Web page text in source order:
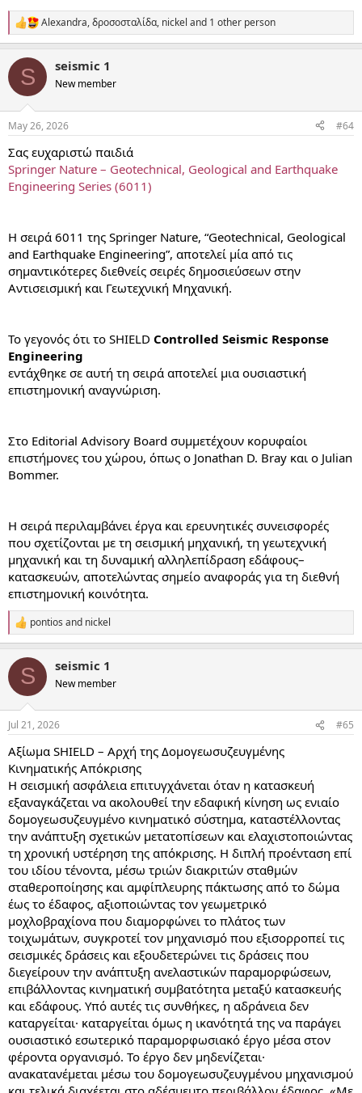
R
e
c
i
s
Alexandra,δροσοσταλίδα, nickel and 1 other person
S seismic 1
New member
May 26, 2026 #64
Σας ευχαριστώ παιδιά
Springer Nature – Geotechnical, Geological and Earthquake
Engineering Series (6011)
Η σειρά 6011 της Springer Nature, “Geotechnical, Geological
and Earthquake Engineering”, αποτελεί μία από τις
σημαντικότερες διεθνείς σειρές δημοσιεύσεων στην
Αντισεισμική και Γεωτεχνική Μηχανική.
Το γεγονός ότι το SHIELD Controlled Seismic Response
Engineering
εντάχθηκε σε αυτή τη σειρά αποτελεί μια ουσιαστική
επιστημονική αναγνώριση.
Στο Editorial Advisory Board συμμετέχουν κορυφαίοι
επιστήμονες του χώρου, όπως ο Jonathan D. Bray και ο Julian
Bommer.
Η σειρά περιλαμβάνει έργα και ερευνητικές συνεισφορές
που σχετίζονται με τη σεισμική μηχανική, τη γεωτεχνική
μηχανική και τη δυναμική αλληλεπίδραση εδάφους–
κατασκευών, αποτελώντας σημείο αναφοράς για τη διεθνή
επιστημονική κοινότητα.
R
e
c
i
n
s
pontios and nickel
S seismic 1
New member
Jul 21, 2026 #65
Αξίωμα SHIELD – Αρχή της Δομογεωσυζευγμένης
Κινηματικής Απόκρισης
Η σεισμική ασφάλεια επιτυγχάνεται όταν η κατασκευή
εξαναγκάζεται να ακολουθεί την εδαφική κίνηση ως ενιαίο
δομογεωσυζευγμένο κινηματικό σύστημα, καταστέλλοντας
την ανάπτυξη σχετικών μετατοπίσεων και ελαχιστοποιώντας
τη χρονική υστέρηση της απόκρισης. Η διπλή προένταση επί
του ιδίου τένοντα, μέσω τριών διακριτών σταθμών
σταθεροποίησης και αμφίπλευρης πάκτωσης από το δώμα
έως το έδαφος, αξιοποιώντας τον γεωμετρικό
μοχλοβραχίονα που διαμορφώνει το πλάτος των
τοιχωμάτων, συγκροτεί τον μηχανισμό που εξισορροπεί τις
σεισμικές δράσεις και εξουδετερώνει τις δράσεις που
διεγείρουν την ανάπτυξη ανελαστικών παραμορφώσεων,
επιβάλλοντας κινηματική συμβατότητα μεταξύ κατασκευής
και εδάφους. Υπό αυτές τις συνθήκες, η αδράνεια δεν
καταργείται· καταργείται όμως η ικανότητά της να παράγει
ουσιαστικό εσωτερικό παραμορφωσιακό έργο μέσα στον
φέροντα οργανισμό. Το έργο δεν μηδενίζεται·
ανακατανέμεται μέσω του δομογεωσυζευγμένου μηχανισμού